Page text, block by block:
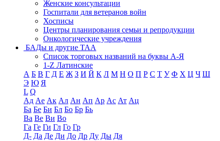
Женские консультации
Госпитали для ветеранов войн
Хосписы
Центры планирования семьи и репродукции
Онкологические учреждения
БАДы и другие ТАА
Список торговых названий на буквы А-Я
1-Z Латинские
А Б В Г Д Е Ж З И Й К Л М Н О П Р С Т У Ф Х Ц Ч Ш
Э Ю Я
L Q
Ад Ае Ак Ал Ан Ап Ар Ас Ат Ац
Ба Бе Би Бл Бо Бр Бь
Ва Ве Ви Во
Га Ге Ги Гл Го Гр
Д- Да Де Ди До Др Ду Ды Дя